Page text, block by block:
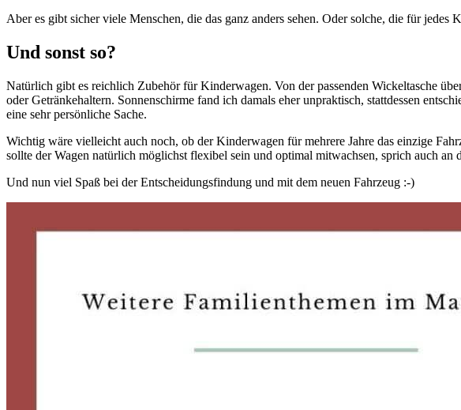
Aber es gibt sicher viele Menschen, die das ganz anders sehen. Oder solche, die für
Und sonst so?
Natürlich gibt es reichlich Zubehör für Kinderwagen. Von der passenden Wickeltasche
oder Getränkehaltern. Sonnenschirme fand ich damals eher unpraktisch, stattdessen
eine sehr persönliche Sache.
Wichtig wäre vielleicht auch noch, ob der Kinderwagen für mehrere Jahre das einzige
sollte der Wagen natürlich möglichst flexibel sein und optimal mitwachsen, sprich auch
Und nun viel Spaß bei der Entscheidungsfindung und mit dem neuen Fahrzeug :-)